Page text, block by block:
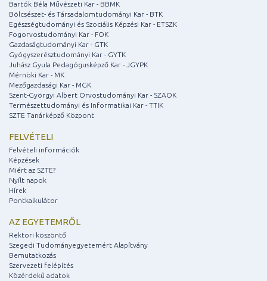
Bartók Béla Művészeti Kar - BBMK
Bölcsészet- és Társadalomtudományi Kar - BTK
Egészségtudományi és Szociális Képzési Kar - ETSZK
Fogorvostudományi Kar - FOK
Gazdaságtudományi Kar - GTK
Gyógyszerésztudományi Kar - GYTK
Juhász Gyula Pedagógusképző Kar - JGYPK
Mérnöki Kar - MK
Mezőgazdasági Kar - MGK
Szent-Györgyi Albert Orvostudományi Kar - SZAOK
Természettudományi és Informatikai Kar - TTIK
SZTE Tanárképző Központ
FELVÉTELI
Felvételi információk
Képzések
Miért az SZTE?
Nyílt napok
Hírek
Pontkalkulátor
AZ EGYETEMRŐL
Rektori köszöntő
Szegedi Tudományegyetemért Alapítvány
Bemutatkozás
Szervezeti felépítés
Közérdekű adatok